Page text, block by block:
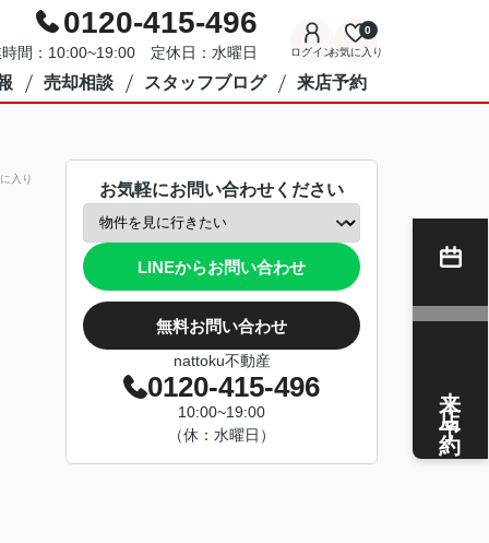
0120-415-496
間：10:00~19:00 定休日：水曜日 ログインお気に入り
0
売却相談 スタッフブログ 来店予約
入り
お気軽にお問い合わせください
LINEからお問い合わせ
無料お問い合わせ
nattoku不動産
0120-415-496
10:00~19:00
（休：水曜日）
来店予約